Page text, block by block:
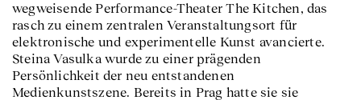
wegweisende Performance-Theater The Kitchen, das
rasch zu einem zentralen Veranstaltungsort für
elektronische und experimentelle Kunst avancierte.
Steina Vasulka wurde zu einer prägenden
Persönlichkeit der neu entstandenen
Medienkunstszene. Bereits in Prag hatte sie sie